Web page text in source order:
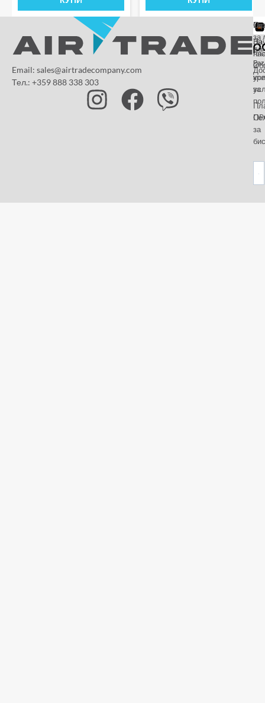
Email: sales@airtradecompany.com
Тел.: +359 888 338 303
За
нас
и
за
за
за